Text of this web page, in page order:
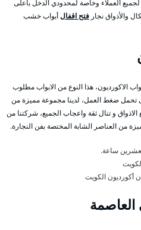
العملاء وخاصة لمحدودي الدخل بأعلى
والأذواق نجار فتح اقفالأبواب خشب
الاكورديون، هذا النوع من الابواب مطلوب
تحمل ضغط العمل، لدينا مجموعة مميزة من
و تنال ثقة واعجاب الجميع، شركتنا من
من العناصر الشابة المختصة بفن النجارة.
ساعة.
أكورديون الكويت